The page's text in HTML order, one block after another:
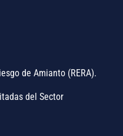
de Amianto (RERA).
del Sector